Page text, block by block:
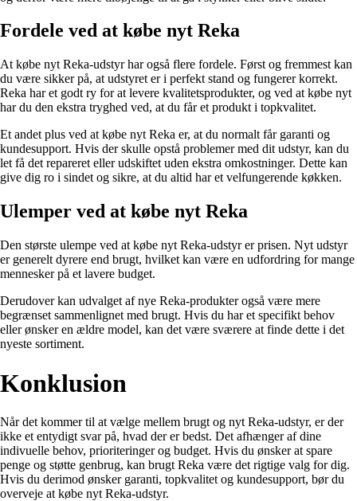
Fordele ved at købe nyt Reka
At købe nyt Reka-udstyr har også flere fordele. Først og fremmest kan
du være sikker på, at udstyret er i perfekt stand og fungerer korrekt.
Reka har et godt ry for at levere kvalitetsprodukter, og ved at købe nyt
har du den ekstra tryghed ved, at du får et produkt i topkvalitet.
Et andet plus ved at købe nyt Reka er, at du normalt får garanti og
kundesupport. Hvis der skulle opstå problemer med dit udstyr, kan du
let få det repareret eller udskiftet uden ekstra omkostninger. Dette kan
give dig ro i sindet og sikre, at du altid har et velfungerende køkken.
Ulemper ved at købe nyt Reka
Den største ulempe ved at købe nyt Reka-udstyr er prisen. Nyt udstyr
er generelt dyrere end brugt, hvilket kan være en udfordring for mange
mennesker på et lavere budget.
Derudover kan udvalget af nye Reka-produkter også være mere
begrænset sammenlignet med brugt. Hvis du har et specifikt behov
eller ønsker en ældre model, kan det være sværere at finde dette i det
nyeste sortiment.
Konklusion
Når det kommer til at vælge mellem brugt og nyt Reka-udstyr, er der
ikke et entydigt svar på, hvad der er bedst. Det afhænger af dine
indivuelle behov, prioriteringer og budget. Hvis du ønsker at spare
penge og støtte genbrug, kan brugt Reka være det rigtige valg for dig.
Hvis du derimod ønsker garanti, topkvalitet og kundesupport, bør du
overveje at købe nyt Reka-udstyr.